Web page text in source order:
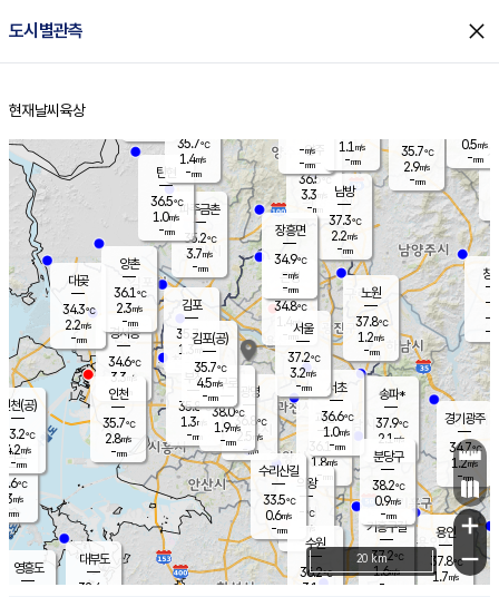
도시별관측 close
홈
현재날씨 육상
의도
℃
m/s
mm
영흥도
양주
36.5℃
3.3
-mm
과천
36.1℃
1.8m/s
- mm
용인
37.8℃
1.7m/s
경기광주
34.7℃
1.2m/s
-mm
대부도
32.4
경서동
34.6℃
3.3 m/s
-mm
파주금촌
35.2℃
3.7m/s
-mm
35.7℃
2.9m/s
-mm
대곶
34.3℃
2.2m/s
-mm
창
-
-m/
-
탄현
36.5℃
1.0m/s
-mm
0.5m/s
-mm
의왕
- ℃
m/s
mm
김포
35.7℃
1.3 m/s
mm
광명
36.8 ℃
2.5 m/s
-mm
부천
35.8℃
1.3m/s
-mm
양촌
36.1℃
2.3m/s
-mm
구로
38.0℃
1.9m/s
-mm
은평
34.8℃
1.4 m/s
- mm
노원
37.8℃
1.2m/s
-mm
송파*
37.9℃
2.1 m/s
-mm
서초
36.6℃
1.0m/s
-mm
남방
37.3℃
2.2m/s
-mm
기흥구갈
37.2℃
1.6m/s
-
수리산길
33.5℃
0.6m/s
-mm
분당구
38.2℃
0.9m/s
-mm
장흥면
34.9℃
-m/s
-mm
-m/s
-mm
인천(공)
33.2℃
4.2m/s
-mm
김포(공)
35.7℃
4.5m/s
-mm
수원
36.2℃
3.1 m/s
인천
35.7℃
2.8m/s
-mm
서울
37.2℃
3.2m/s
-mm
35.7℃
1.4m/s
-mm
1.1 m/s
-mm
+
−
20 km